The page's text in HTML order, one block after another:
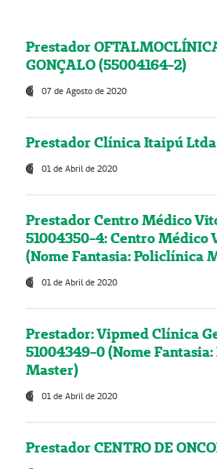
Prestador
GONÇALO (55004164-2)
07 de Agosto de 2020
Prestador Clínica Itaipú
01 de Abril de 2020
Prestador Centro Médico
51004350-4: Centro Médico
(Nome Fantasia: Policlínica
01 de Abril de 2020
Prestador: Vipmed Clínica
51004349-0 (Nome
Master)
01 de Abril de 2020
Prestador CENTRO DE